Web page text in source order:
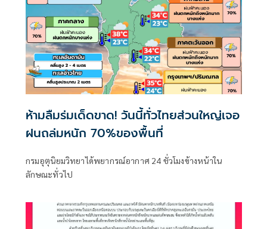
ห้ามลืมร่มเด็ดขาด! วันนี้ทั่วไทยส่วนใหญ่เจอ
ฝนถล่มหนัก 70%ของพื้นที่
กรมอุตุนิยมวิทยาได้พยากรณ์อากาศ 24 ชั่วโมงข้างหน้าใน
ลักษณะทั่วไป